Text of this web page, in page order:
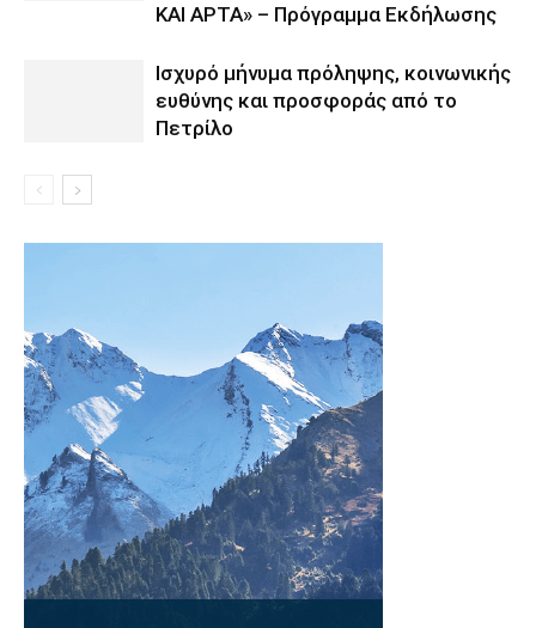
ΚΑΙ ΑΡΤΑ» – Πρόγραμμα Εκδήλωσης
Ισχυρό μήνυμα πρόληψης, κοινωνικής
ευθύνης και προσφοράς από το
Πετρίλο